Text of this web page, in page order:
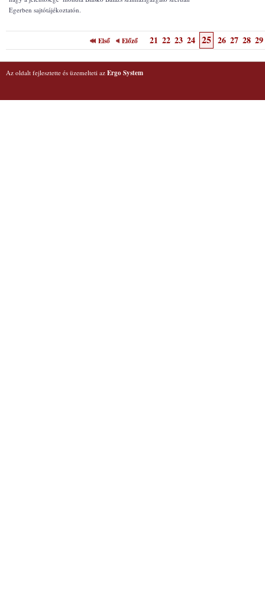
Egerben sajtótájékoztatón.
Első Előző 21 22 23 24 25 26 27 28 29
Az oldalt fejlesztette és üzemelteti az Ergo System